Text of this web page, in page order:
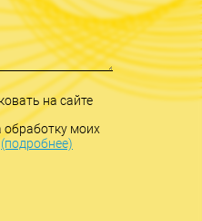
на сайте
обработку моих
(подробнее)